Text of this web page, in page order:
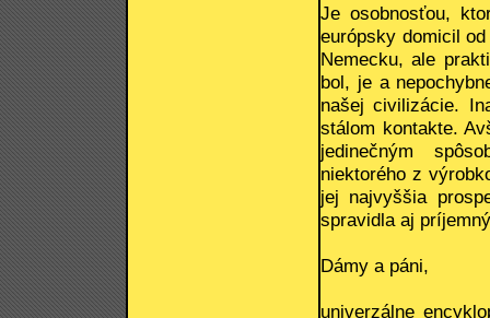
Je osobnosťou,
európsky domicil
Nemecku, ale
bol, je a
našej civilizácie.
stálom kontakte.
jedinečným
niektorého z
jej najvyššia
spravidla aj
Dámy a páni,
univerzálne